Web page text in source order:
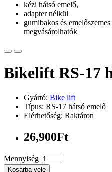
kézi hátsó emelő,
adapter nélkül
gumibakos és
megvásárolhatók
Bikelift RS-17
Gyártó: Bike lift
Típus: RS-17 hátsó emelő
Elérhetőség: Raktáron
26,900Ft
Mennyiség
Kosárba vele